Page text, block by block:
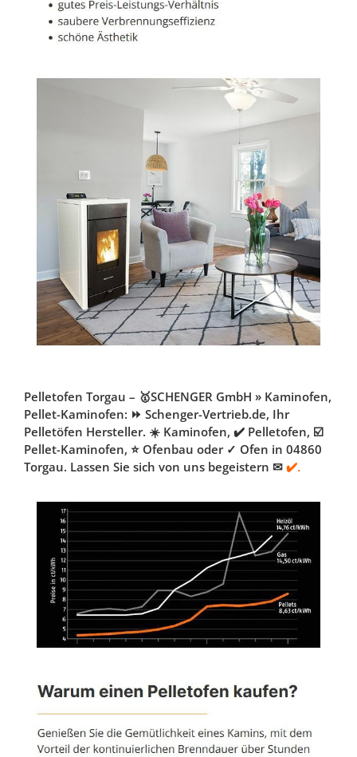
Pelletofen Torgau – 🥇SCHENGER GmbH » Kaminofen,
Pellet-Kaminofen: ⏩ Schenger-Vertrieb.de, Ihr
Pelletöfen Hersteller. ☀️ Kaminofen, ✔️ Pelletofen, ☑️
Pellet-Kaminofen, ⭐ Ofenbau oder ✓ Ofen in 04860
Torgau. Lassen Sie sich von uns begeistern ✉ ✔️.